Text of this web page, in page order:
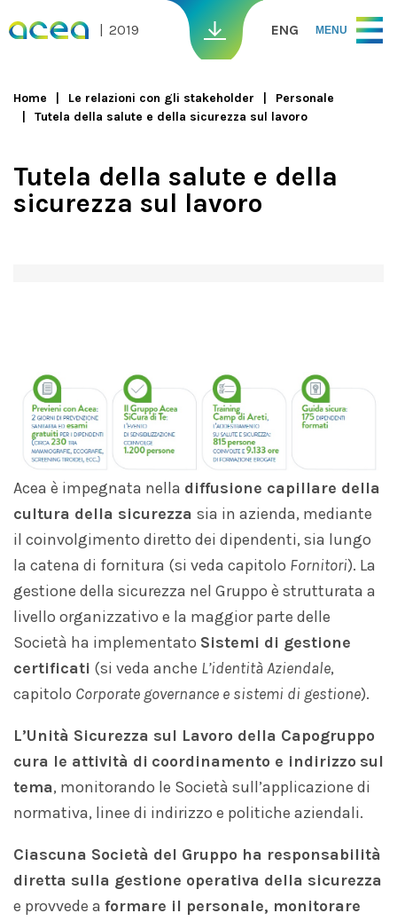
2019 ENG MENU
You are here
Home Le relazioni con gli stakeholder
Personale
Tutela della salute e della sicurezza sul lavoro
Tutela della salute e della
sicurezza sul lavoro
Acea è impegnata nella diffusione capillare della
cultura della sicurezza sia in azienda, mediante
il coinvolgimento diretto dei dipendenti, sia lungo
la catena di fornitura (si veda capitolo Fornitori). La
gestione della sicurezza nel Gruppo è strutturata a
livello organizzativo e la maggior parte delle
Società ha implementato Sistemi di gestione
certificati (si veda anche L’identità Aziendale,
capitolo Corporate governance e sistemi di gestione).
L’Unità Sicurezza sul Lavoro della Capogruppo
cura le attività di coordinamento e indirizzo sul
tema, monitorando le Società sull’applicazione di
normativa, linee di indirizzo e politiche aziendali.
Ciascuna Società del Gruppo ha responsabilità
diretta sulla gestione operativa della sicurezza
e provvede a formare il personale, monitorare